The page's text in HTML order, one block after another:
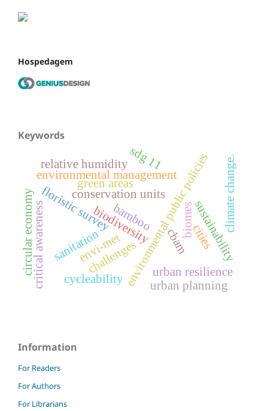
Hospedagem
Keywords
environmental public policies
environmental management
biodiversity biomes
floristic survey
conservation units
sustainability
challenges
critical awareness urban resilience
sdg 11
relative humidity
envi-met
urban planning
cities
circular economy cbam
sanitation
cycleability
climate change.
green areas
bamboo
Information
For Readers
For Authors
For Librarians